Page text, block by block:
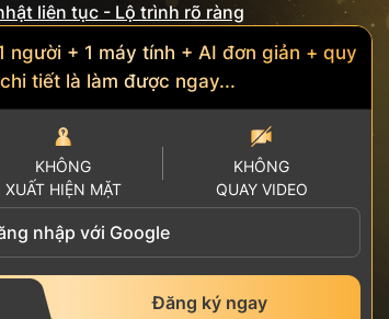
liên tục - Lộ trình rõ ràng
người + 1 máy tính + AI đơn giản + quy
tiết là làm được ngay...
KHÔNG
XUẤT HIỆN MẶT
KHÔNG
QUAY VIDEO
nhập với Google
Đăng ký ngay